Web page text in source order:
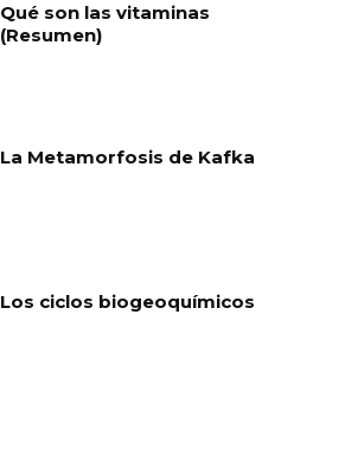
Qué son las vitaminas
(Resumen)
La Metamorfosis de Kafka
Los ciclos biogeoquímicos